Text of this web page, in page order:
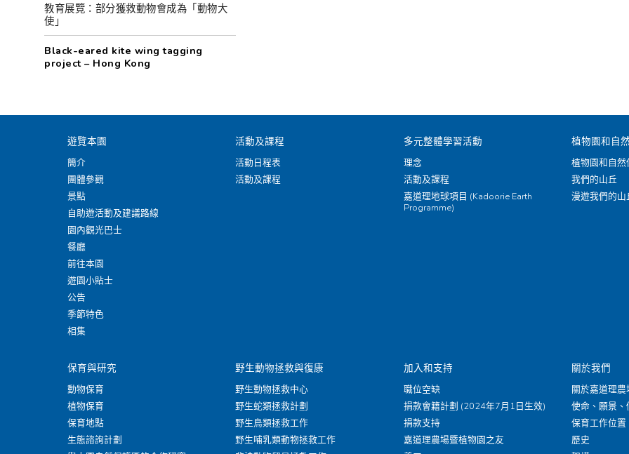
教育展覽：部分獲救動物會成為「動物大
使」
Black-eared kite wing tagging
project – Hong Kong
遊覽本園
簡介
團體參觀
景點
自助遊活動及建議路線
園內觀光巴士
餐廳
前往本園
遊園小貼士
公告
季節特色
相集
活動及課程
活動日程表
活動及課程
多元整體學習活動
理念
活動及課程
嘉道理地球項目 (Kadoorie Earth
Programme)
植物園和自
植物園和自然
我們的山丘
漫遊我們的山
保育與研究
動物保育
植物保育
保育地點
生態諮詢計劃
野生動物拯救與復康
野生動物拯救中心
野生蛇類拯救計劃
野生鳥類拯救工作
野生哺乳類動物拯救工作
加入和支持
職位空缺
捐款會籍計劃 (2024年7月1日生效)
捐款支持
嘉道理農場暨植物園之友
關於我們
關於嘉道理
使命、願景、
保育工作位置
歷史